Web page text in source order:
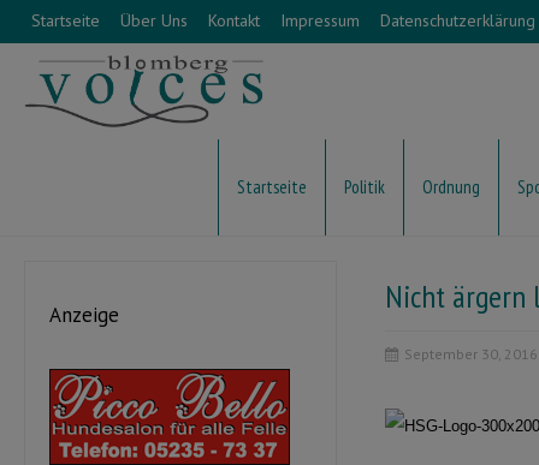
Startseite Über Uns Kontakt Impressum Datenschutzerklärung
Startseite Politik Ordnung
Nicht ärgern
September 30, 2016
Anzeige